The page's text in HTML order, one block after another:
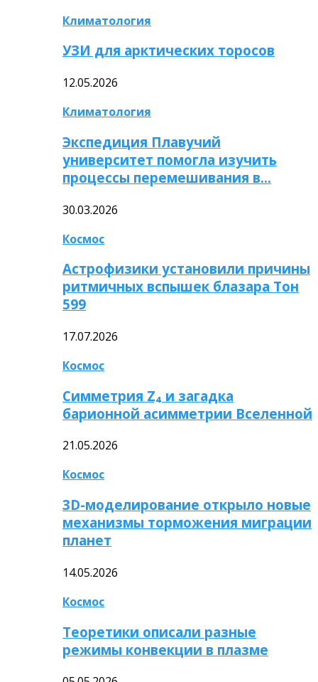
Климатология
УЗИ для арктических торосов
12.05.2026
Климатология
Экспедиция Плавучий
университет помогла изучить
процессы перемешивания в…
30.03.2026
Космос
Астрофизики установили причины
ритмичных вспышек блазара Тон
599
17.07.2026
Космос
Симметрия Z₄ и загадка
барионной асимметрии Вселенной
21.05.2026
Космос
3D-моделирование открыло новые
механизмы торможения миграции
планет
14.05.2026
Космос
Теоретики описали разные
режимы конвекции в плазме